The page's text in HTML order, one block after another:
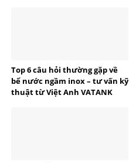
Top 6 câu hỏi thường gặp về
bể nước ngầm inox – tư vấn kỹ
thuật từ Việt Anh VATANK